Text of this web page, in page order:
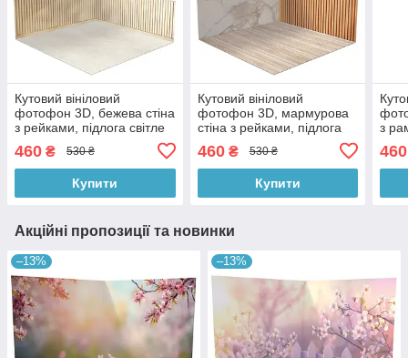
Кутовий вініловий
фотофон 3D, бежева стіна
з рейками, підлога світле
50×50 см, №58354
460 ₴ 530 ₴
Купити
Кутовий вініловий
фотофон 3D, мармурова
стіна з рейками, підлога
бежевий мармур і світле
дерево, 50×50 см,
№58336
460₴ 530 ₴
Купити
з
460
Акційні пропозиції та новинки
–13% –13%